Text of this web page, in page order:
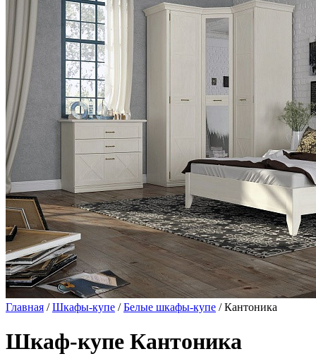
Главная /Шкафы-купе /Белые шкафы-купе / Кантоника
Шкаф-купе Кантоника